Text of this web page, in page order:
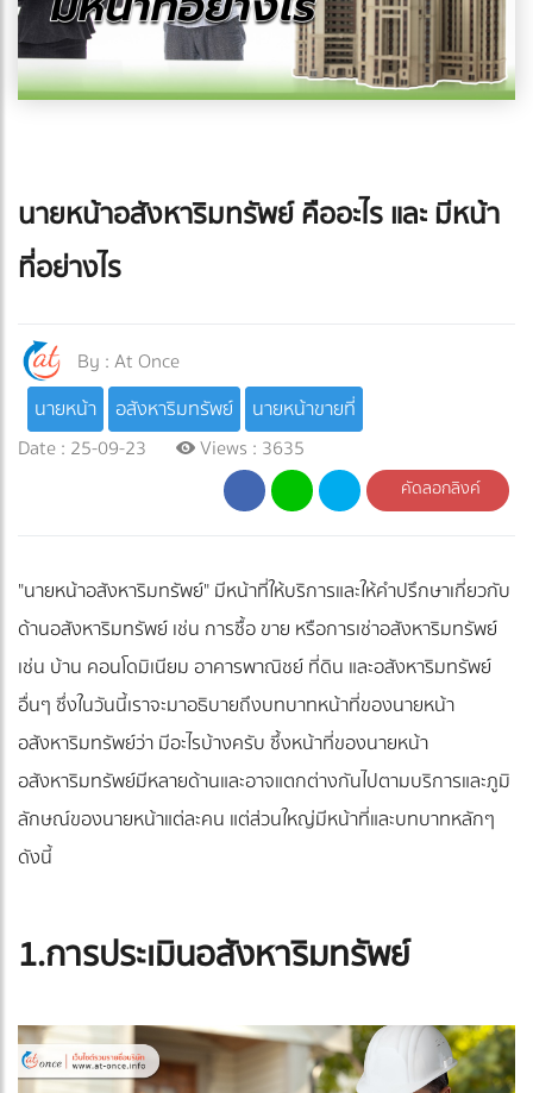
นายหน้าอสังหาริมทรัพย์ คืออะไร และ มีหน้า
ที่อย่างไร
By :At Once
นายหน้า
อสังหาริมทรัพย์
นายหน้าขายที่
Date : 25-09-23
Views : 3635
คัดลอกลิงค์
"นายหน้าอสังหาริมทรัพย์" มีหน้าที่ให้บริการและให้คำปรึกษาเกี่ยวกับ
ด้านอสังหาริมทรัพย์ เช่น การซื้อ ขาย หรือการเช่าอสังหาริมทรัพย์
เช่น บ้าน คอนโดมิเนียม อาคารพาณิชย์ ที่ดิน และอสังหาริมทรัพย์
อื่นๆ ซึ่งในวันนี้เราจะมาอธิบายถึงบทบาทหน้าที่ของนายหน้า
อสังหาริมทรัพย์ว่า มีอะไรบ้างครับ ซึ้งหน้าที่ของนายหน้า
อสังหาริมทรัพย์มีหลายด้านและอาจแตกต่างกันไปตามบริการและภูมิ
ลักษณ์ของนายหน้าแต่ละคน แต่ส่วนใหญ่มีหน้าที่และบทบาทหลักๆ
ดังนี้
1.การประเมินอสังหาริมทรัพย์